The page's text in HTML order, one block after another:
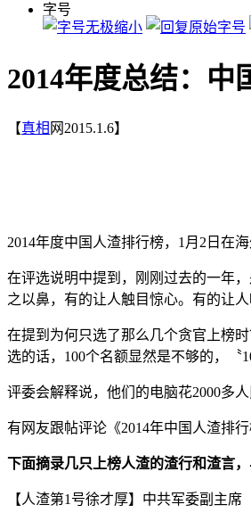
字号
2014年度总结：中
【真相 网2015.1.6】
2014年度中国人渣排行榜，1月2日在
在评选说明中提到，刚刚过去的一年
之以鼻，有的让人触目惊心。有的让
在提到为何只选了那么几个贪官上榜
选的话，100个名额显然是不够的，〝
评委会解释说，他们的电脑花2000多
有网友跟帖评论《2014年中国人渣排
下面摘录几只上榜人渣的渣行和渣言，
【人渣第1号徐才厚】中共军委副主席